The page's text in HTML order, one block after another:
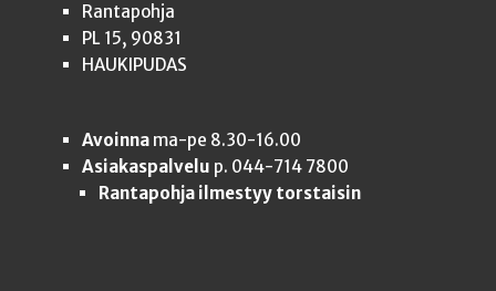
Rantapohja
PL 15, 90831
HAUKIPUDAS
Avoinnama-pe 8.30-16.00
Asiakaspalvelu p. 044-714 7800
Rantapohja ilmestyy torstaisin